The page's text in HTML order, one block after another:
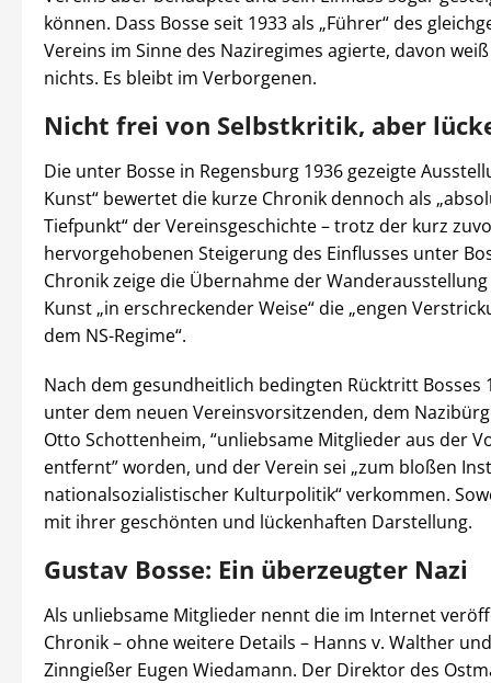
können. Dass Bosse seit 1933 als „Führer“ des
Vereins im Sinne des Naziregimes agierte, davon
nichts. Es bleibt im Verborgenen.
Nicht frei von Selbstkritik, aber
Die unter Bosse in Regensburg 1936 gezeigte
Kunst“ bewertet die kurze Chronik dennoch als
Tiefpunkt“ der Vereinsgeschichte – trotz der kurz
hervorgehobenen Steigerung des Einflusses unter
Chronik zeige die Übernahme der
Kunst „in erschreckender Weise“ die „engen
dem NS-Regime“.
Nach dem gesundheitlich bedingten Rücktritt Bosses
unter dem neuen Vereinsvorsitzenden, dem
Otto Schottenheim, “unliebsame Mitglieder aus der
entfernt” worden, und der Verein sei „zum bloßen
nationalsozialistischer Kulturpolitik“ verkommen.
mit ihrer geschönten und lückenhaften Darstellung.
Gustav Bosse: Ein überzeugter Nazi
Als unliebsame Mitglieder nennt die im Internet
Chronik – ohne weitere Details – Hanns v. Walther
Zinngießer Eugen Wiedamann. Der Direktor des